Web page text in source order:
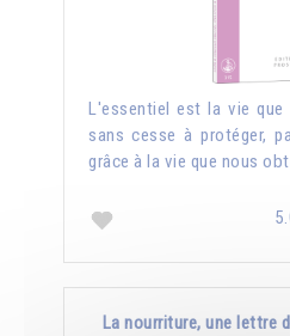
L'essentiel est la vie que
sans cesse à protéger,
grâce à la vie que nous
La nourriture, une lettre